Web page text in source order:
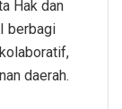
Hak dan
berbagi
daerah.